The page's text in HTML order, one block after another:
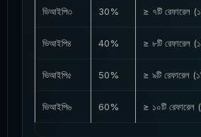
ভিআইপি৩ 30% ≥ ৭টি রেফারেল
ভিআইপি৪ 40% ≥ ৮টি রেফারেল
ভিআইপি৫ 50% ≥ ৯টি রেফারেল
ভিআইপি৬ 60% ≥ ১০টি রেফারেল